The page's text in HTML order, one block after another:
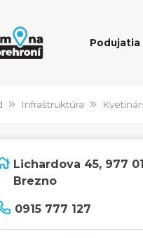
Podujatia
Infraštruktúra
Lichardova 45, 977 01
Brezno
0915 777 127